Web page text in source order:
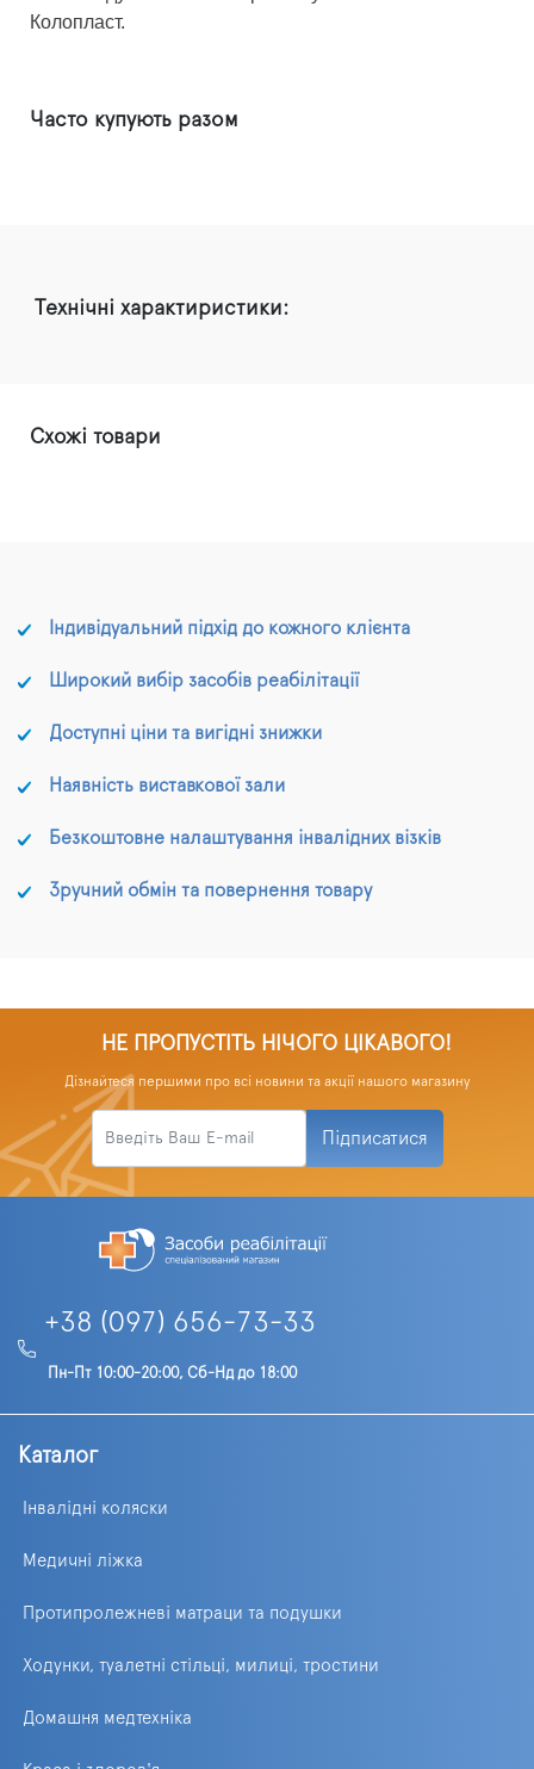
Колопласт.
Часто купують разом
Технічні характиристики:
Схожі товари
Індивідуальний підхід до кожного клієнта
Широкий вибір засобів реабілітації
Доступні ціни та вигідні знижки
Наявність виставкової зали
Безкоштовне налаштування інвалідних візків
Зручний обмін та повернення товару
НЕ ПРОПУСТІТЬ НІЧОГО ЦІКАВОГО!
Дізнайтеся першими про всі новини та акції нашого магазину
Підписатися
+38 (097) 656-73-33
Пн-Пт 10:00-20:00, Сб-Нд до 18:00
Каталог
Інвалідні коляски
Медичні ліжка
Протипролежневі матраци та подушки
Ходунки, туалетні стільці, милиці, тростини
Домашня медтехніка